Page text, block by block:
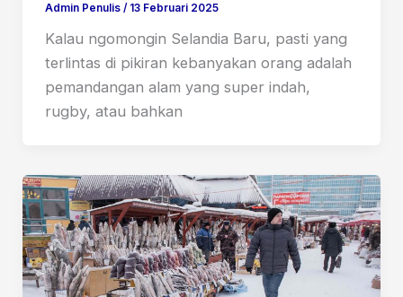
Admin Penulis / 13 Februari 2025
Kalau ngomongin Selandia Baru, pasti yang
terlintas di pikiran kebanyakan orang adalah
pemandangan alam yang super indah,
rugby, atau bahkan